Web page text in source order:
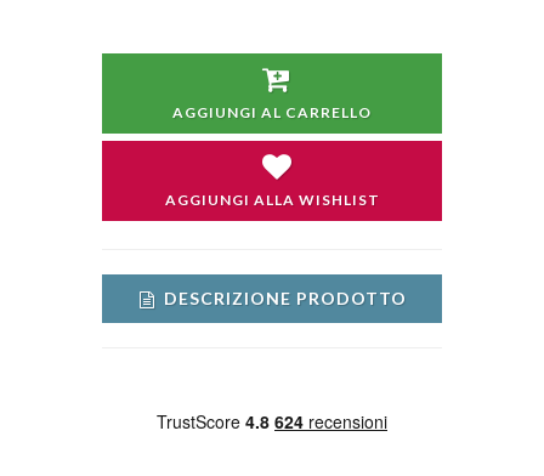
AGGIUNGI AL CARRELLO
AGGIUNGI ALLA WISHLIST
DESCRIZIONE PRODOTTO